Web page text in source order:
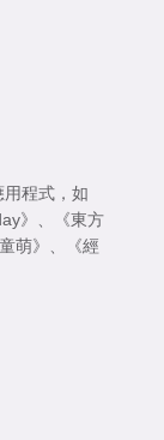
程式，如
》
《東方
萌》
《經